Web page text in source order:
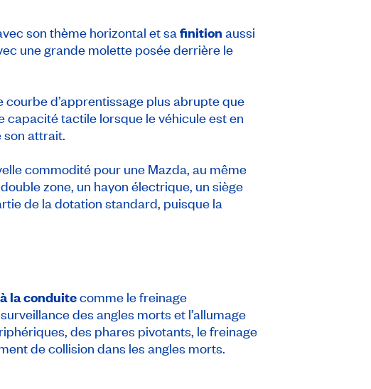
son thème horizontal et safinition aussi
une grande molette posée derrière le
courbe d’apprentissage plus abrupte que
capacité tactile lorsque le véhicule est en
son attrait.
commodité pour une Mazda, au même
zone, un hayon électrique, un siège
de la dotation standard, puisque la
la conduitecomme le freinage
des angles morts et l’allumage
des phares pivotants, le freinage
de collision dans les angles morts.